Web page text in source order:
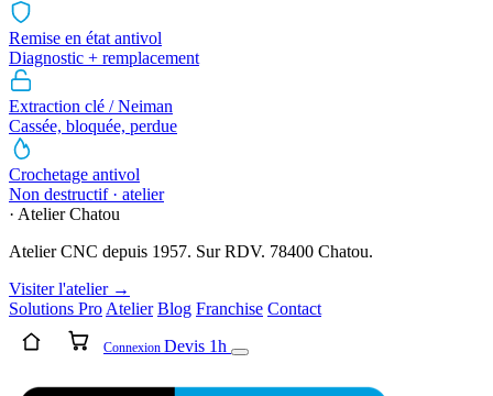
Remise en état antivol
Diagnostic + remplacement
Extraction clé / Neiman
Cassée, bloquée, perdue
Crochetage antivol
Non destructif · atelier
· Atelier Chatou
Atelier CNC depuis 1957. Sur RDV. 78400 Chatou.
Visiter l'atelier →
Solutions Pro Atelier Blog Franchise Contact
Connexion Devis 1h